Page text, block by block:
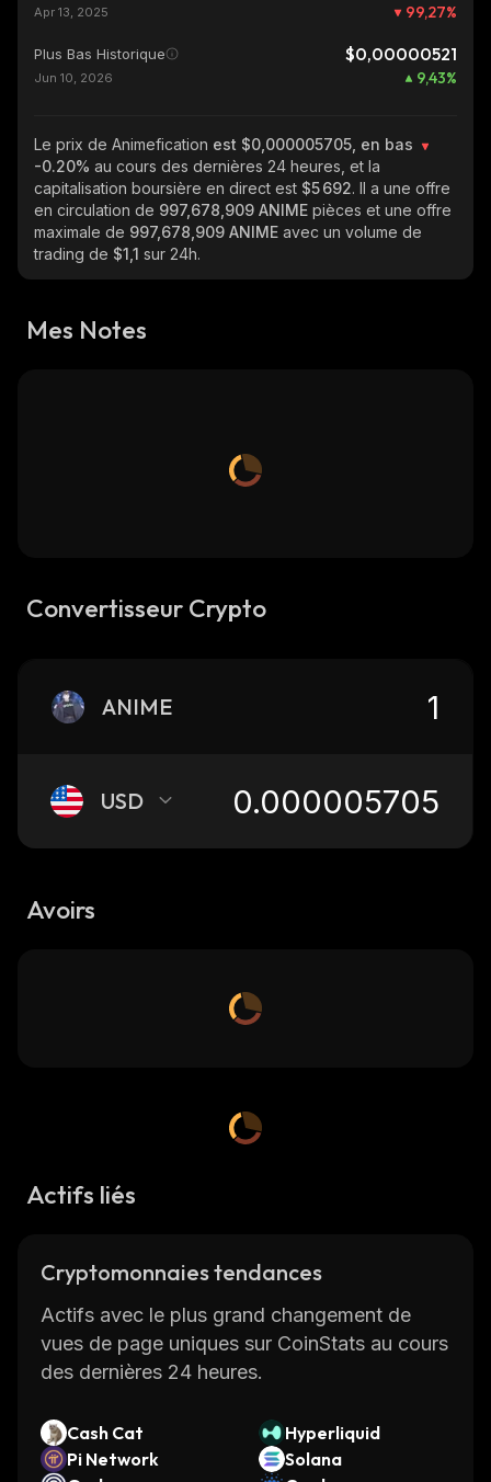
Apr 13, 2025 99,27%
Plus Bas Historique $0,00000521
Jun 10, 2026 9,43%
Le prix de Animefication est $0,000005705, en bas
-0.20% au cours des dernières 24 heures, et la
capitalisation boursière en direct est $5 692. Il a une offre
en circulation de 997,678,909 ANIME pièces et une offre
maximale de 997,678,909 ANIME avec un volume de
trading de $1,1 sur 24h.
Mes Notes
Convertisseur Crypto
ANIME
USD
Avoirs
Actifs liés
Cryptomonnaies tendances
Actifs avec le plus grand changement de
vues de page uniques sur CoinStats au cours
des dernières 24 heures.
Cash Cat
Hyperliquid
Pi Network
Solana